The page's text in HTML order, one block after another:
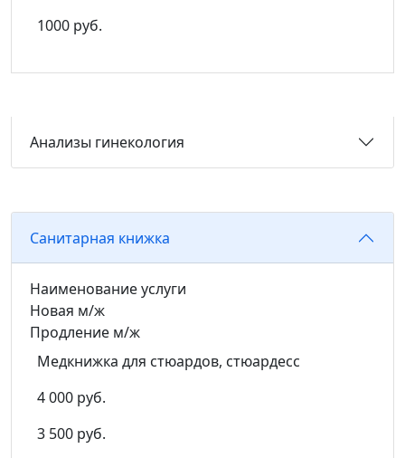
1000 руб.
Анализы гинекология
Санитарная книжка
Наименование услуги
Новая м/ж
Продление м/ж
Медкнижка для стюардов, стюардесс
4 000 руб.
3 500 руб.